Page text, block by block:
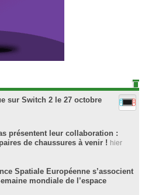
sur Switch 2 le 27 octobre
présentent leur collaboration :
de chaussures à venir ! hier
Spatiale Européenne s’associent
mondiale de l’espace